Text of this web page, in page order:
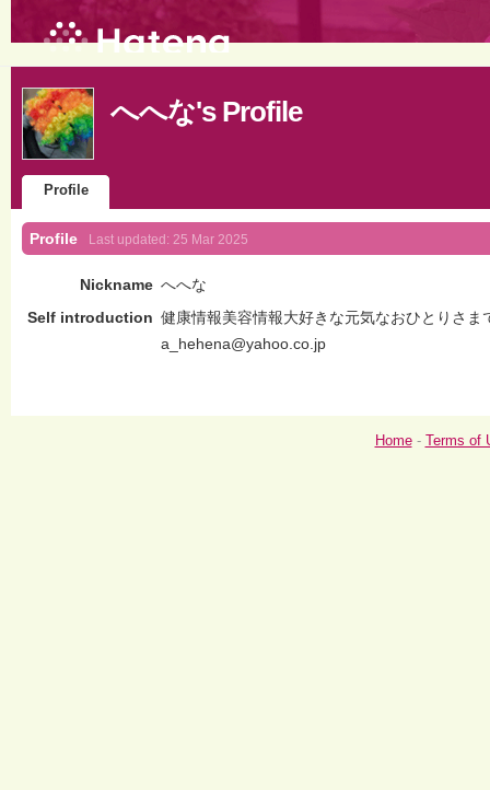
へへな's Profile
Profile
Profile Last updated: 25 Mar 2025
Nickname へへな
Self introduction 健康情報美容情報大好きな元気なおひとりさま
a_hehena@yahoo.co.jp
Home- Terms of